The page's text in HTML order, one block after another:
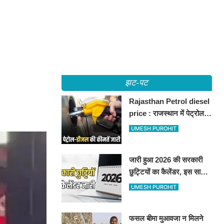
झट-पट
Rajasthan Petrol diesel
price : राजस्थान में पेट्रोल-
डीजल की कीमतें जारी, जानिए
UMESH PUROHIT
जारी हुआ 2026 की सरकारी
छुट्टियों का कैलेंडर, इस साल
कई बार मिलेगा लगातार
UMESH PUROHIT
फसल बीमा मुआवजा न मिलने